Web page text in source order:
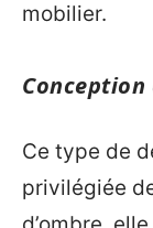
mobilier.
Conception
Ce type de
privilégiée